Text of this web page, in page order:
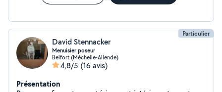
Particulier
David Stennacker
Menuisier poseur
Belfort (Méchelle-Allende)
4,8/5 (16 avis)
Présentation